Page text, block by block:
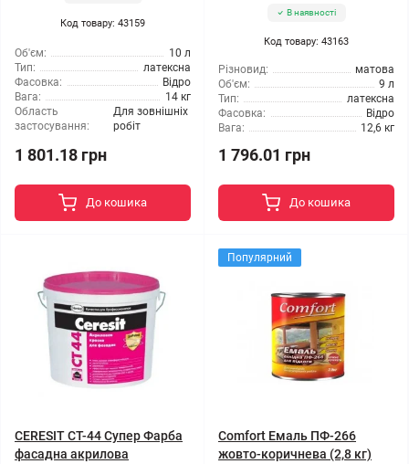
Код товару: 43159
Об'єм:
10 л
Тип:
латексна
Фасовка:
Відро
Вага:
14 кг
Область
застосування:
Для зовнішніх
робіт
1 801.18 грн
До кошика
В наявності
Код товару: 43163
Різновид:
матова
Об'єм:
9 л
Тип:
латексна
Фасовка:
Відро
Вага:
12,6 кг
1 796.01 грн
До кошика
CERESIT CT-44 Супер Фарба
фасадна акрилова
Популярний
Comfort Емаль ПФ-266
жовто-коричнева (2,8 кг)